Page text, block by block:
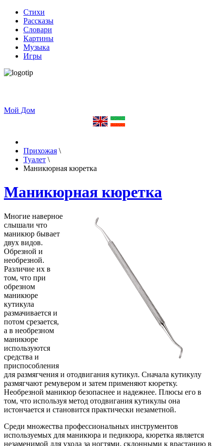
Стихи
Рассказы
Словари
Картины
Музыка
Игры
Мой Дом
Прихожая \
Туалет \
Маникюрная кюретка
Маникюрная кюретка
Многие наверное
слышали что
маникюр бывает
двух видов.
Обрезной и
необрезной.
Различие их в
том, что при
обрезном
маникюре
кутикула
размачивается и
потом срезается,
а в необрезном
маникюре
используются
средства и
приспособления
для размягчения и отодвигания кутикул. Сначала кутикулу
размягчают ремувером и затем применяют кюретку.
Необрезной маникюр безопаснее и надежнее. Плюсы его в
том, что используя метод отодвигания кутикулы она
истончается и становится практически незаметной.
Среди множества профессиональных инструментов
используемых для маникюра и педикюра, кюретка является
незаменимой для ухода за ногтями, склонными к врастанию в